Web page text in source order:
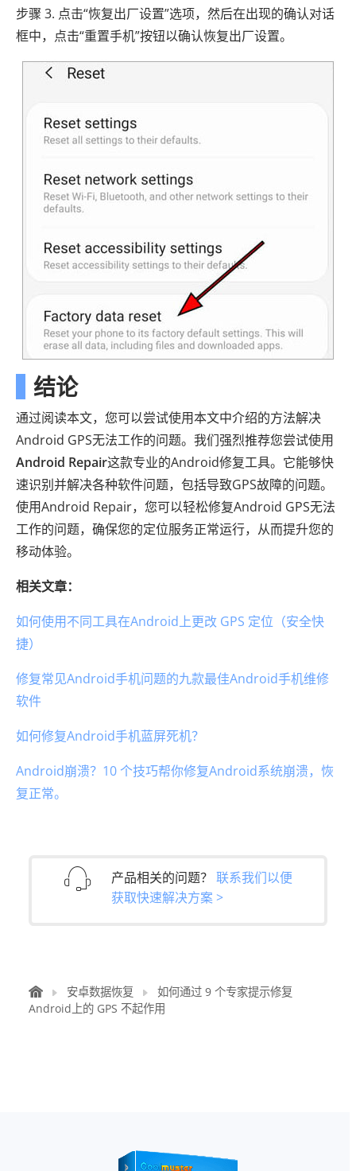
步骤 3. 点击“恢复出厂设置”选项，然后在出现的确认对话
框中，点击“重置手机”按钮以确认恢复出厂设置。
结论
通过阅读本文，您可以尝试使用本文中介绍的方法解决
Android GPS无法工作的问题。我们强烈推荐您尝试使用
Android Repair这款专业的Android修复工具。它能够快
速识别并解决各种软件问题，包括导致GPS故障的问题。
使用Android Repair，您可以轻松修复Android GPS无法
工作的问题，确保您的定位服务正常运行，从而提升您的
移动体验。
相关文章：
如何使用不同工具在Android上更改 GPS 定位（安全快
捷）
修复常见Android手机问题的九款最佳Android手机维修
软件
如何修复Android手机蓝屏死机？
Android崩溃？10 个技巧帮你修复Android系统崩溃，恢
复正常。
产品相关的问题？ 联系我们以便
获取快速解决方案 >
安卓数据恢复
如何通过 9 个专家提示修复
Android上的 GPS 不起作用